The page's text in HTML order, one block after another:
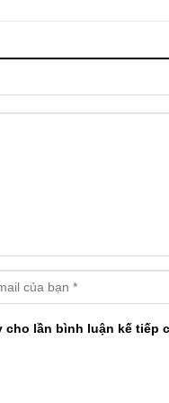
cho lần bình luận kế tiếp